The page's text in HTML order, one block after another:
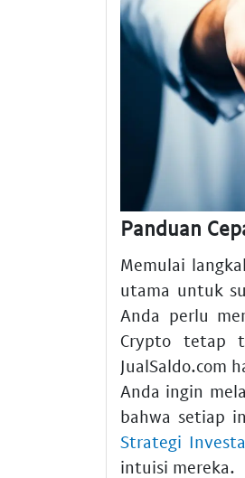
Panduan
Memulai
utama untuk
Anda perlu
Crypto tetap
JualSaldo.com
Anda ingin
bahwa setiap
Strategi
intuisi mereka.